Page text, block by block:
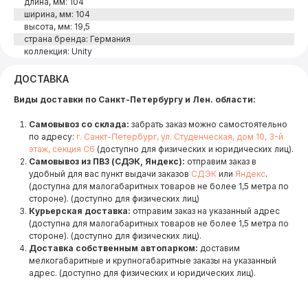
ширина, мм: 104
высота, мм: 19,5
страна бренда: Германия
коллекция: Unity
ДОСТАВКА
Виды доставки по Санкт-Петербургу и Лен. области:
Самовывоз со склада: забрать заказ можно самостоятельно
по адресу: г. Санкт-Петербург, ул. Студенческая, дом 10, 3-й
этаж, секция С6 (доступно для физических и юридических лиц).
Самовывоз из ПВЗ (СДЭК, Яндекс): отправим заказ в
удобный для вас пункт выдачи заказов СДЭК или Яндекс.
(доступна для малогабаритных товаров не более 1,5 метра по
стороне). (доступно для физических лиц)
Курьерская доставка: отправим заказ на указанный адрес
(доступна для малогабаритных товаров не более 1,5 метра по
стороне). (доступно для физических лиц).
Доставка собственным автопарком: доставим
мелкогабаритные и крупногабаритные заказы на указанный
адрес. (доступно для физических и юридических лиц).